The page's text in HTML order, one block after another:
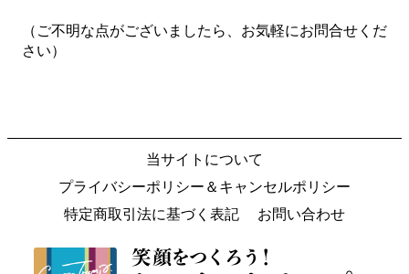
（ご不明な点がございましたら、お気軽にお問合せくだ
さい）
当サイトについて
プライバシーポリシー＆キャンセルポリシー
特定商取引法に基づく表記
お問い合わせ